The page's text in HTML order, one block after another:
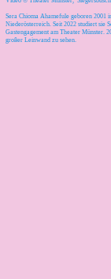
Sera Chioma Ahamefule geboren
Niederösterreich. Seit 2022 studiert sie
Gastengagement am Theater Münster.
großer Leinwand zu sehen.